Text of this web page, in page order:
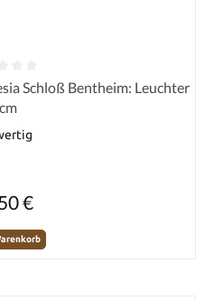
von 0 von 5 Sternen
Schloß Bentheim: Leuchter
€